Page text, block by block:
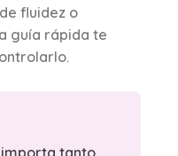
fluidez o
guía rápida te
importa tanto